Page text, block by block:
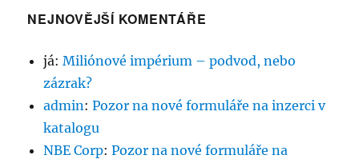
NEJNOVĚJŠÍ KOMENTÁŘE
já:Miliónové impérium – podvod, nebo
zázrak?
admin:Pozor na nové formuláře na inzerci v
katalogu
NBE Corp:Pozor na nové formuláře na